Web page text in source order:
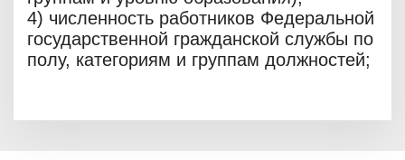
4) численность работников Федеральной
государственной гражданской службы по
полу, категориям и группам должностей;